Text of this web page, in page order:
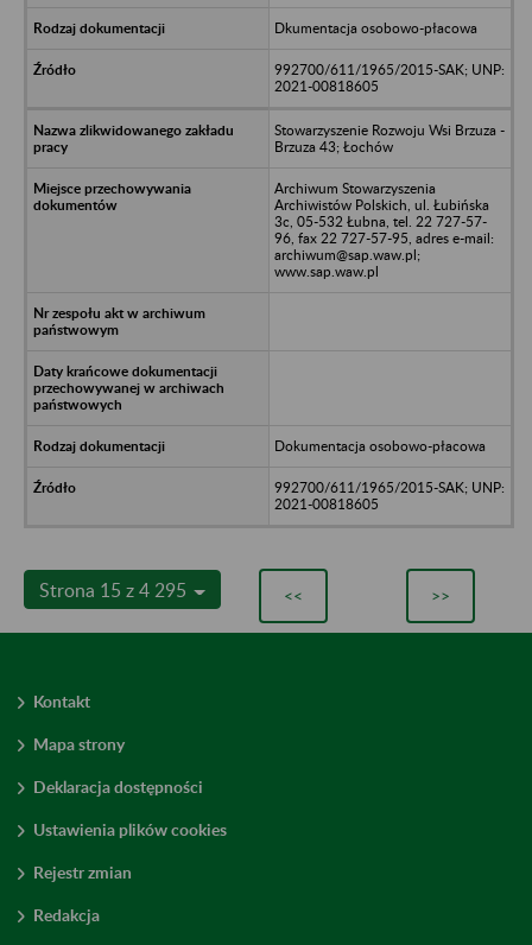
Dkumentacja osobowo-płacowa
992700/611/1965/2015-SAK; UNP:
2021-00818605
Stowarzyszenie Rozwoju Wsi Brzuza -
Brzuza 43; Łochów
Archiwum Stowarzyszenia
Archiwistów Polskich, ul. Łubińska
3c, 05-532 Łubna, tel. 22 727-57-
96, fax 22 727-57-95, adres e-mail:
archiwum@sap.waw.pl;
www.sap.waw.pl
Dokumentacja osobowo-płacowa
992700/611/1965/2015-SAK; UNP:
2021-00818605
Strona 15 z 4 295 << >>
Kontakt
Mapa strony
Deklaracja dostępności
Ustawienia plików cookies
Rejestr zmian
Redakcja